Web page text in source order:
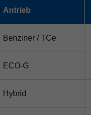
Antrieb
Benziner / TCe
ECO-G
Hybrid